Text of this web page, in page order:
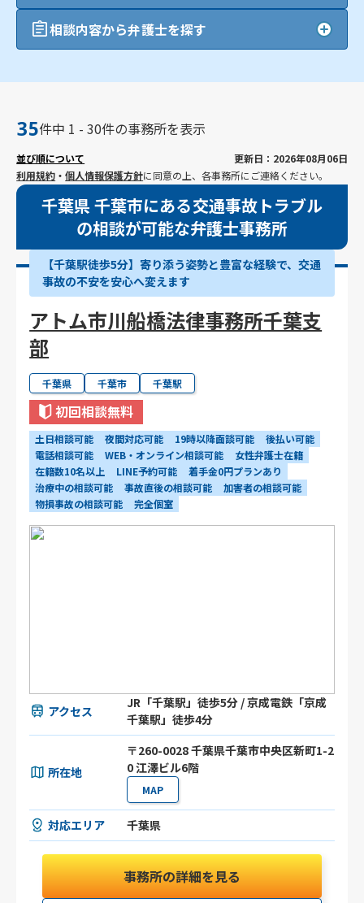
相談内容から弁護士を探す
35件中 1 - 30件の事務所を表示
並び順について
更新日：2026年08月06日
利用規約 ・個人情報保護方針に同意の上、各事務所にご連絡ください。
千葉県 千葉市にある交通事故トラブル
の相談が可能な弁護士事務所
【千葉駅徒歩5分】寄り添う姿勢と豊富な経験で、交通
事故の不安を安心へ変えます
アトム市川船橋法律事務所千葉支
部
千葉県 千葉市 千葉駅
初回相談無料
土日相談可能 夜間対応可能 19時以降面談可能
後払い可能
電話相談可能
WEB・オンライン相談可能
女性弁護士在籍
在籍数10名以上
LINE予約可能
着手金0円プランあり
治療中の相談可能
事故直後の相談可能
加害者の相談可能
物損事故の相談可能
完全個室
アクセス
JR「千葉駅」徒歩5分 / 京成電鉄「京成
千葉駅」徒歩4分
所在地
〒260-0028 千葉県千葉市中央区新町1-2
0 江澤ビル6階
MAP
対応エリア 千葉県
事務所の詳細を見る